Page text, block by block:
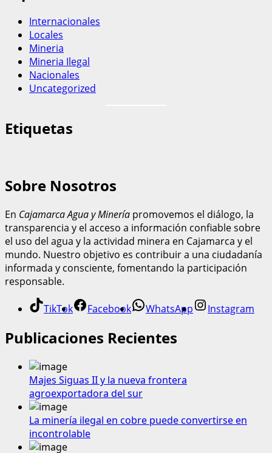
Internacionales
Locales
Mineria
Mineria Ilegal
Nacionales
Uncategorized
Etiquetas
Sobre Nosotros
En Cajamarca Agua y Minería promovemos el diálogo, la
transparencia y el acceso a información confiable sobre
el uso del agua y la actividad minera en Cajamarca y el
mundo. Nuestro objetivo es contribuir a una ciudadanía
informada y consciente, fomentando la participación
responsable.
TikTok Facebook WhatsApp Instagram
Publicaciones Recientes
Majes Siguas II y la nueva frontera
agroexportadora del sur
La minería ilegal en cobre puede convertirse en
incontrolable